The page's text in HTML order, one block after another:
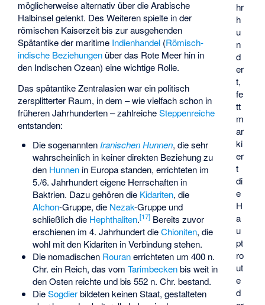
hr
h
u
n
d
er
t,
fe
tt
m
ar
ki
er
t
di
e
H
a
u
pt
ro
ut
e
d
möglicherweise alternativ über die Arabische
Halbinsel gelenkt. Des Weiteren spielte in der
römischen Kaiserzeit bis zur ausgehenden
Spätantike der maritime Indienhandel (Römisch-
indische Beziehungen über das Rote Meer hin in
den Indischen Ozean) eine wichtige Rolle.
Das spätantike Zentralasien war ein politisch
zersplitterter Raum, in dem – wie vielfach schon in
früheren Jahrhunderten – zahlreicheSteppenreiche
entstanden:
Die sogenannten Iranischen Hunnen, die sehr
wahrscheinlich in keiner direkten Beziehung zu
den Hunnenin Europa standen, errichteten im
5./6. Jahrhundert eigene Herrschaften in
Baktrien. Dazu gehören die Kidariten, die
Alchon-Gruppe, die Nezak-Gruppe und
schließlich die Hephthaliten.[17]Bereits zuvor
erschienen im 4. Jahrhundert dieChioniten, die
wohl mit den Kidariten in Verbindung stehen.
Die nomadischen Rouranerrichteten um 400 n.
Chr. ein Reich, das vom Tarimbeckenbis weit in
den Osten reichte und bis 552 n. Chr. bestand.
DieSogdierbildeten keinen Staat, gestalteten